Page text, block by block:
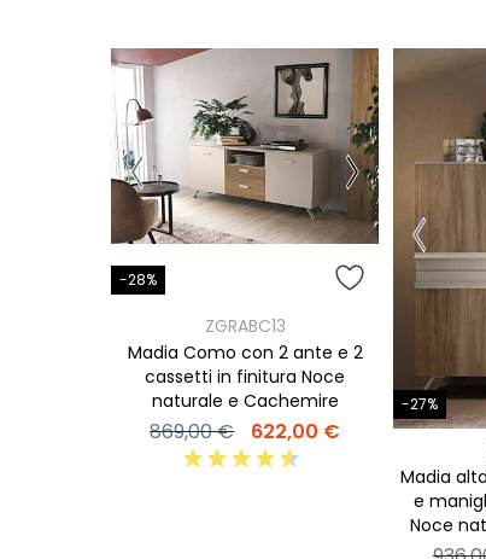
-28%
ZGRABC13
Madia Como con 2 ante e 2
cassetti in finitura Noce
naturale e Cachemire
869,00 € 622,00 €
-27%
Madia
e
Noce